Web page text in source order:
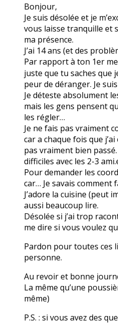
Bonjour,
Je suis désolée et je
vous laisse tranquille et
ma présence.
J’ai 14 ans (et des
Par rapport à ton 1er
juste que tu saches que
peur de déranger. Je
Je déteste absolument
mais les gens pensent
les régler…
Je ne fais pas vraiment
car a chaque fois que j’ai
pas vraiment bien
difficiles avec les 2-3
Pour demander les
car… Je savais comment
J’adore la cuisine (peut
aussi beaucoup lire.
Désolée si j’ai trop
me dire si vous voulez
Pardon pour toutes ces
personne.
Au revoir et bonne
La même qu’une
même)
P.S. : si vous avez des